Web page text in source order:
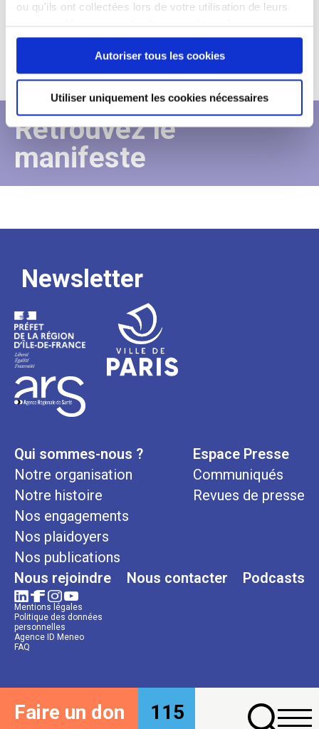
ou qu'ils ont collectées lors de votre utilisation de leurs
continuez à utiliser notre site Web.
Autoriser tous les cookies
Utiliser uniquement les cookies nécessaires
Faire un don 115
propositions pour répondre dignement aux besoins
cliquant ici
Retrouvez le
manifeste
Newsletter
Qui sommes-nous ?
Notre organisation
Notre histoire
Nos engagements
Nos plaidoyers
Nos publications
Espace Presse
Communiqués
Revues de presse
Nous rejoindre Nous contacter Podcasts
Mentions légales
Politique des données
personnelles
Agence ID Meneo
FAQ